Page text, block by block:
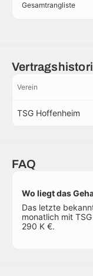
Gesamtrangliste
Verein
TSG Hoffenheim
FAQ
Wo liegt das
Das letzte
monatlich mit
290 K €.